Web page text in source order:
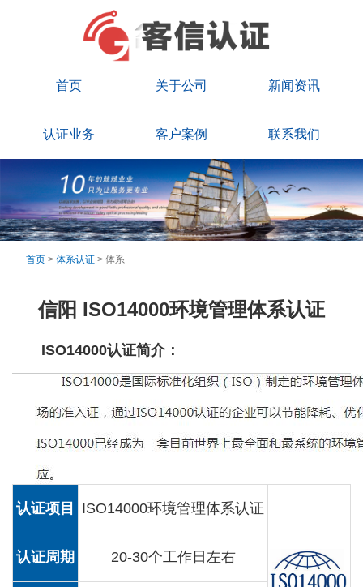
首页 关于公司 新闻资讯
认证业务 客户案例 联系我们
首页 > 体系认证 > 体系
信阳 ISO14000环境管理体系认证
ISO14000认证简介：
认证项目 ISO14000环境管理体系认证
认证周期 20-30个工作日左右